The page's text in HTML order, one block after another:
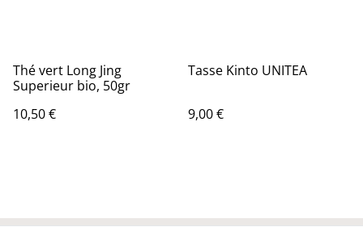
Thé vert Long Jing
Superieur bio, 50gr
10,50 €
Tasse Kinto UNITEA
9,00 €